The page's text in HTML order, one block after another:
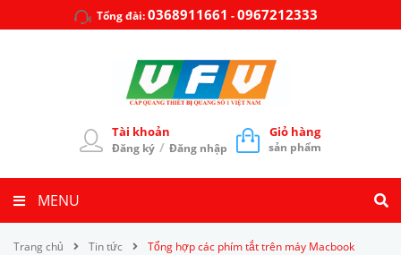
Tổng đài:0368911661 -0967212333
Tài khoản
Đăng ký / Đăng nhập
Giỏ hàng
sản phẩm
MENU
Trang chủ Tin tức Tổng hợp các phím tắt trên máy Macbook